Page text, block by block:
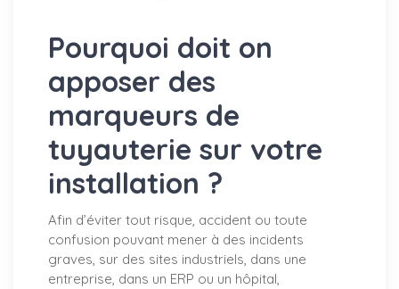
Pourquoi doit on
apposer des
marqueurs de
tuyauterie sur votre
installation ?
Afin d’éviter tout risque, accident ou toute
confusion pouvant mener à des incidents
graves, sur des sites industriels, dans une
entreprise, dans un ERP ou un hôpital,